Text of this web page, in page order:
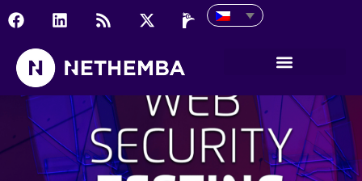
Příručka našeho